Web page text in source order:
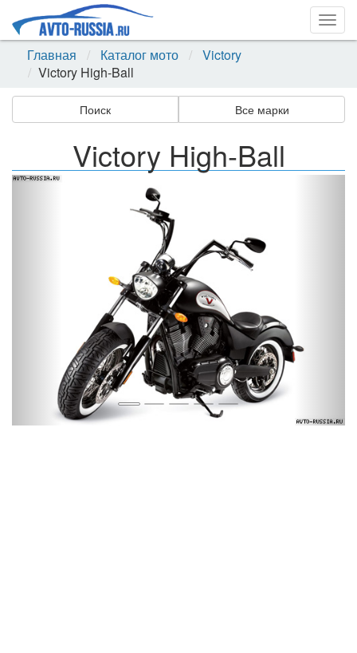
Главная
Каталог мото
Victory
Victory High-Ball
Поиск Все марки
Victory High-Ball
Назад